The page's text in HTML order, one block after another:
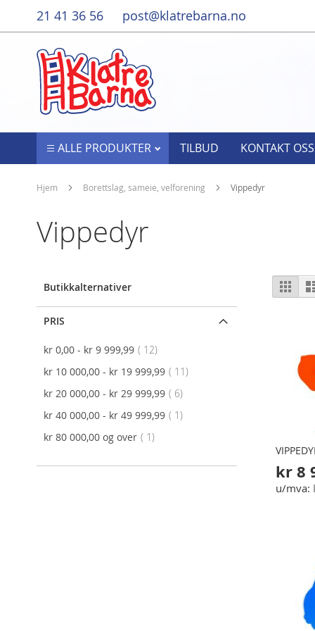
Hopp
21 41 36 56 post@klatrebarna.no
ALLE PRODUKTER TILBUD KONTAKT OSS
Hjem Borettslag, sameie, velforening Vippedyr
Vippedyr
kr 8
Butikkalternativer
PRIS
kr 0,00 - kr 9 999,99 12produkt
kr 10 000,00 - kr 19 999,99 11produkt
kr 20 000,00 - kr 29 999,99 6produkt
kr 40 000,00 - kr 49 999,99 1produkt
kr 80 000,00 og over 1produkt